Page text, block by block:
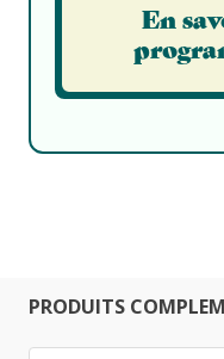
En
PRODUITS